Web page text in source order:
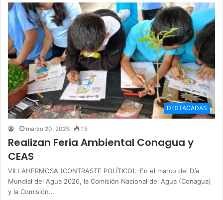
DESTACADAS
marzo 20, 2026 15
Realizan Feria Ambiental Conagua y
CEAS
VILLAHERMOSA (CONTRASTE POLÍTICO).-En el marco del Día
Mundial del Agua 2026, la Comisión Nacional del Agua (Conagua)
y la Comisión…